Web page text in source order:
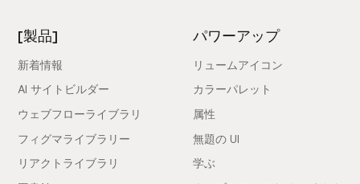
[製品]
新着情報
AI サイトビルダー
ウェブフローライブラリ
フィグマライブラリー
リアクトライブラリ
パワーアップ
リュームアイコン
カラーパレット
属性
無題の UI
学ぶ